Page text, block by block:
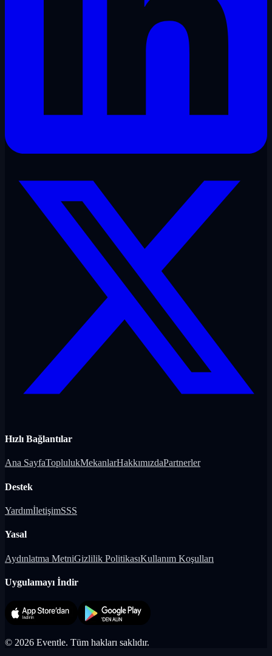
Hızlı Bağlantılar
Ana SayfaToplulukMekanlarHakkımızdaPartnerler
Destek
YardımİletişimSSS
Yasal
Aydınlatma MetniGizlilik PolitikasıKullanım Koşulları
Uygulamayı İndir
© 2026 Eventle. Tüm hakları saklıdır.